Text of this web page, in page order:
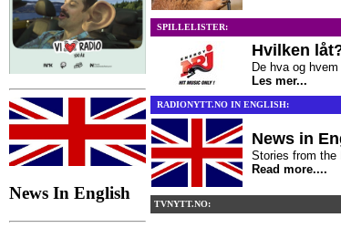
News In English
SPILLELISTER:
Hvilken
De hva og
Les mer...
RADIONYTT.NO IN ENGLISH:
News in
Stories from the
Read more....
TVNYTT.NO: